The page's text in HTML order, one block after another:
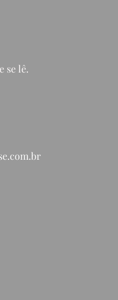
se lê.